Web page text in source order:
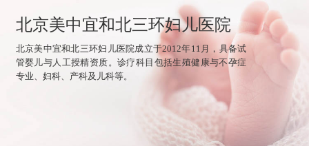
北京美中宜和北三环妇儿医院
北京美中宜和北三环妇儿医院成立于2012年11月，具备试
管婴儿与人工授精资质。诊疗科目包括生殖健康与不孕症
专业、妇科、产科及儿科等。
突破边界！美中宜和陈新娜团队打造不孕不育诊疗新体系